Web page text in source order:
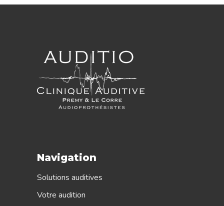
Navigation
Solutions auditives
Votre audition